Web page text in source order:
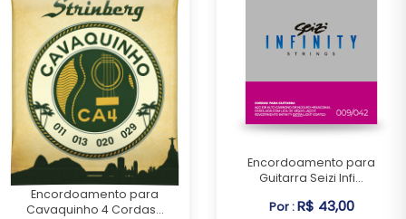
Encordoamento para
Cavaquinho 4 Cordas...
Encordoamento para
Guitarra Seizi Infi...
Por :R$ 43,00